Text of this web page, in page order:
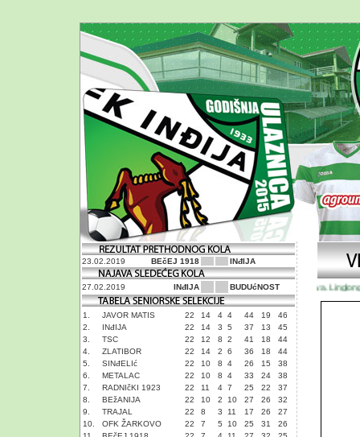
23.02.2019 BEčEJ 1918 INđIJA
27.02.2019 INđIJA BUDUćNOST
1. JAVOR MATIS 22 14 4 4 44 19
46
2.
INđIJA 22 14 3 5 37 13
45
3.
TSC 22 12 8 2 41 18
44
4.
ZLATIBOR 22 14 2 6 36 18
44
5.
SINđELIć 22 10 8 4 26 15
38
6.
METALAC 22 10 8 4 33 24
38
7.
RADNIčKI 1923 22 11 4 7 25 22
37
8.
BEžANIJA 22 10 2 10 27 26
32
9.
TRAJAL 22 8 3 11 17 26
27
10.
OFK ŽARKOVO 22 7 5 10 25 31
26
Najava.